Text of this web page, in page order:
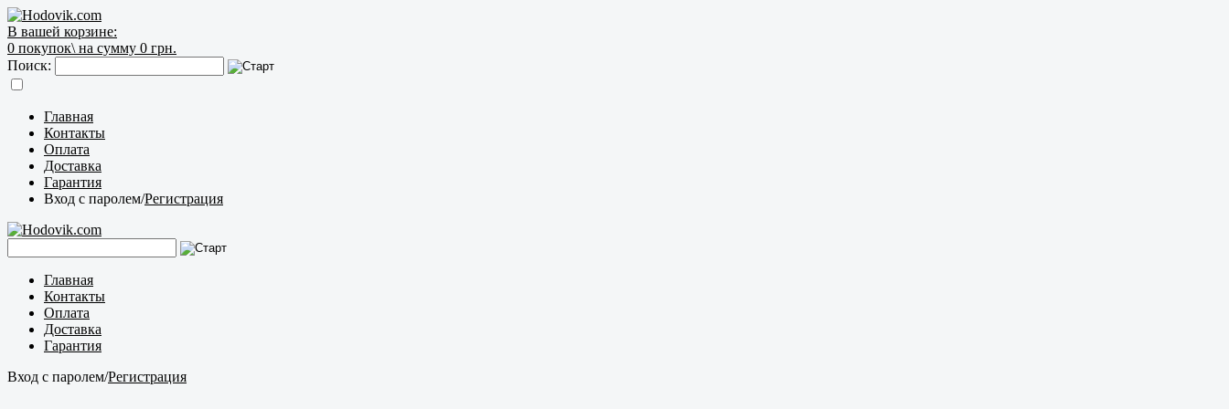
В вашей корзине:
0 покупок\ на сумму 0 грн.
Поиск:
Главная
Контакты
Оплата
Доставка
Гарантия
Вход с паролем/Регистрация
Главная
Контакты
Оплата
Доставка
Гарантия
Вход с паролем/Регистрация